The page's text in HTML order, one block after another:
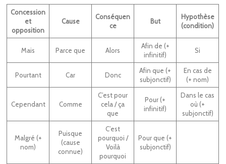
Concession
et
opposition
Cause
Conséquen
ce
But
Hypothèse
(condition)
Mais Parce que Alors
Afin de (+
infinitif)
Si
Pourtant Car Donc
Afin que (+
subjonctif)
En cas de
(+ nom)
Cependant Comme
C’est pour
cela / ça
que
Pour (+
infinitif)
Dans le cas
où (+
subjonctif)
Malgré (+
nom)
Puisque
(cause
connue)
C’est
pourquoi /
Voilà
pourquoi
Pour que (+
subjonctif)